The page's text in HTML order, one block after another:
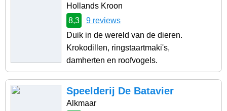
Hollands Kroon
8,3
9 reviews
Duik in de wereld van de dieren.
Krokodillen, ringstaartmaki's,
damherten en roofvogels.
Speelderij De Batavier
Alkmaar